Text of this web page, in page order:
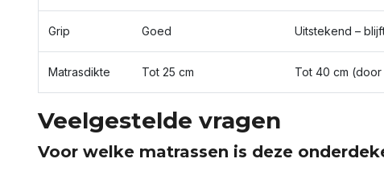
Grip Goed Uitstekend –
Matrasdikte Tot 25 cm Tot 40 cm
Veelgestelde vragen
Voor welke matrassen is deze